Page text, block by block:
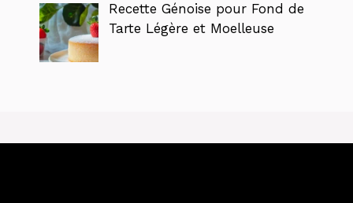
Recette Génoise pour Fond de
Tarte Légère et Moelleuse